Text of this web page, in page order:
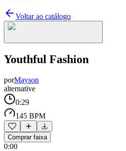
Voltar ao catálogo
Youthful Fashion
porMayson
alternative
0:29
145 BPM
Comprar faixa
0:00